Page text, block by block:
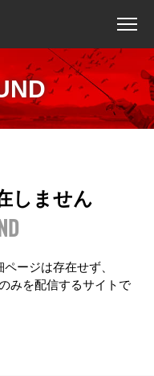
しません
ージは存在せず、
みを配信するサイトで